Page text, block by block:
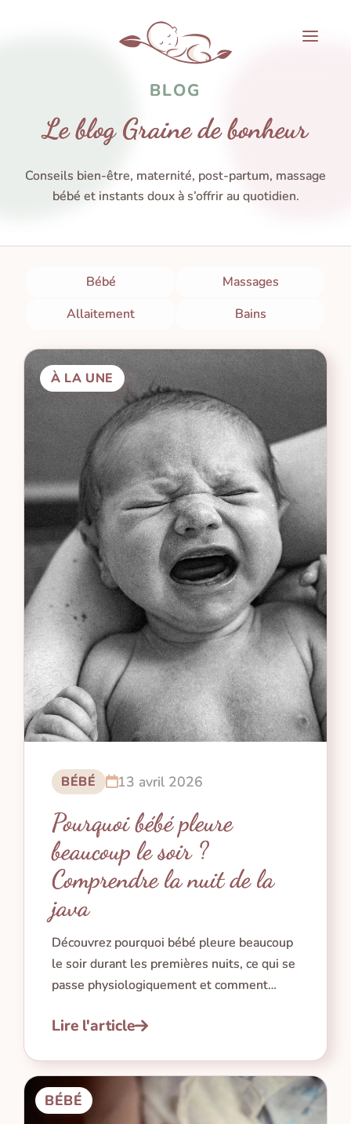
Côté Bébé
Côté Maman
Le Cocon
Espace Client
BLOG
Le blog Graine de bonheur
Conseils bien-être, maternité, post-partum, massage
bébé et instants doux à s’offrir au quotidien.
Bébé
Massages
Allaitement
Bains
À LA UNE
BÉBÉ 13 avril 2026
Pourquoi bébé pleure
beaucoup le soir ?
Comprendre la nuit de la
java
Découvrez pourquoi bébé pleure beaucoup
le soir durant les premières nuits, ce qui se
passe physiologiquement et comment
Lire l'article
BÉBÉ